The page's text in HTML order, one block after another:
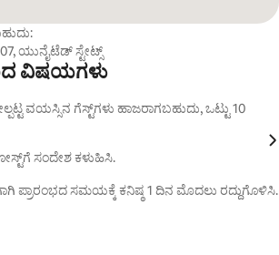
ಯುನೈಟೆಡ್ ಸ್ಟೇಟ್ಸ್
ವಿಷಯಗಳು
ವಯಸ್ಸಿನ ಗೆಸ್ಟ್‌ಗಳು ಹಾಜರಾಗಬಹುದು, ಒಟ್ಟು 10
ಸಂದೇಶ ಕಳುಹಿಸಿ.
ಪ್ರಾರಂಭದ ಸಮಯಕ್ಕೆ ಕನಿಷ್ಠ 1 ದಿನ ಮೊದಲು ರದ್ದುಗೊಳಿಸಿ.